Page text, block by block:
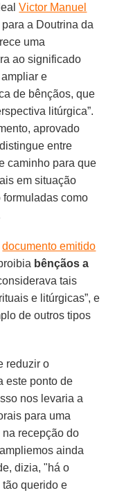
Victor Manuel
a Doutrina da
uma
ao significado
e
de bênçãos, que
litúrgica”.
aprovado
entre
caminho para que
em situação
formuladas como
documento emitido
bênçãos a
tais
e litúrgicas”, e
de outros tipos
reduzir o
este ponto de
nos levaria a
para uma
recepção do
ainda
dizia, "há o
tão querido e